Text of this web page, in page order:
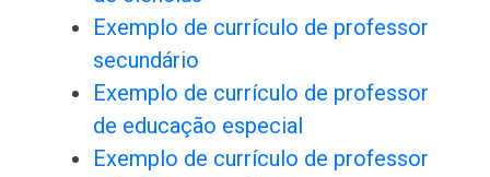
Exemplo de currículo de professor
secundário
Exemplo de currículo de professor
de educação especial
Exemplo de currículo de professor